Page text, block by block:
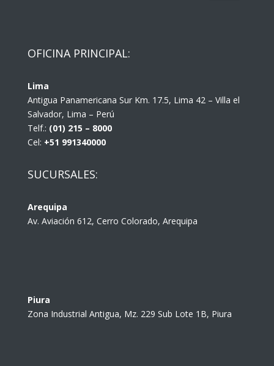
OFICINA PRINCIPAL:
Lima
Antigua Panamericana Sur Km. 17.5, Lima 42 – Villa el
Salvador, Lima – Perú
Telf.: (01) 215 – 8000
Cel: +51 991340000
SUCURSALES:
Arequipa
Av. Aviación 612, Cerro Colorado, Arequipa
Piura
Zona Industrial Antigua, Mz. 229 Sub Lote 1B, Piura